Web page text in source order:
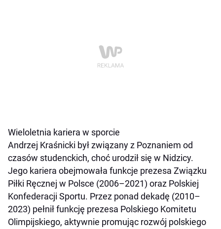
Wieloletnia kariera w sporcie
Andrzej Kraśnicki był związany z Poznaniem od
czasów studenckich, choć urodził się w Nidzicy.
Jego kariera obejmowała funkcje prezesa Związku
Piłki Ręcznej w Polsce (2006–2021) oraz Polskiej
Konfederacji Sportu. Przez ponad dekadę (2010–
2023) pełnił funkcję prezesa Polskiego Komitetu
Olimpijskiego, aktywnie promując rozwój polskiego